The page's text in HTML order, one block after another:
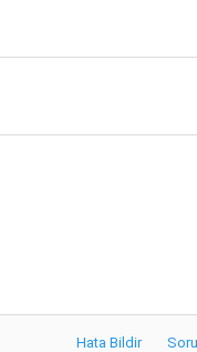
Hata Bildir